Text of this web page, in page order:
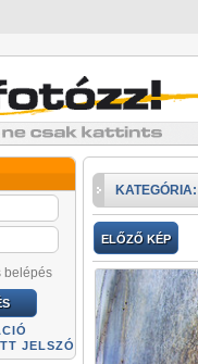
belépés
JELSZÓ
KATEGÓRIA:
ELŐZŐ KÉP